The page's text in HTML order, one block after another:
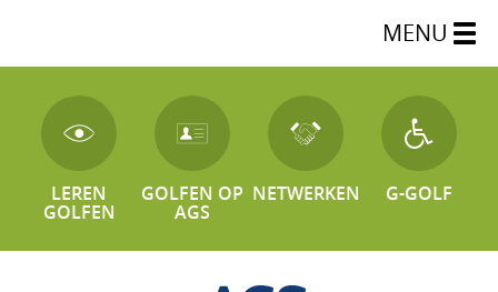
MENU
LEREN
GOLFEN
GOLFEN OP
AGS
NETWERKEN G-GOLF